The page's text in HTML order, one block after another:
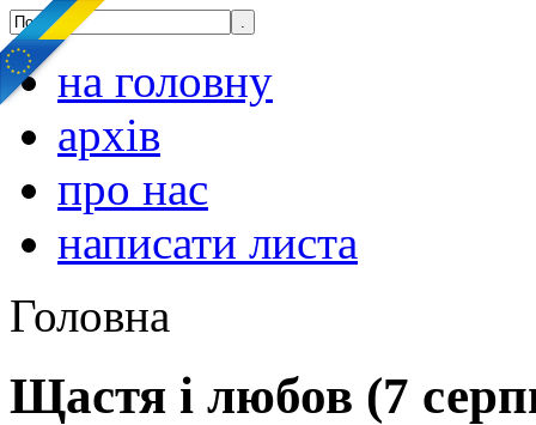
на головну
архів
про нас
написати листа
Головна
Щастя і любов (7